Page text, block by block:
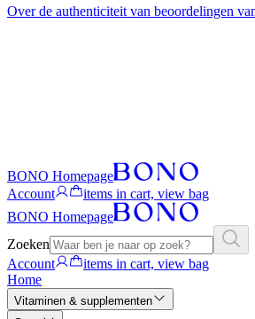
Over de authenticiteit van beoordelingen
BONO Homepage
Account
items in cart, view bag
BONO Homepage
Zoeken
Account
items in cart, view bag
Home
Vitaminen & supplementen